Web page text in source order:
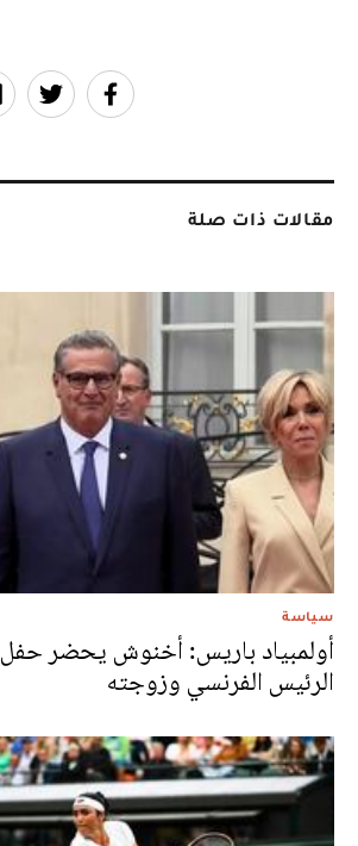
مقالات ذات صلة
سياسة
أولمبياد باريس: أخنوش يحضر حفل
الرئيس الفرنسي وزوجته